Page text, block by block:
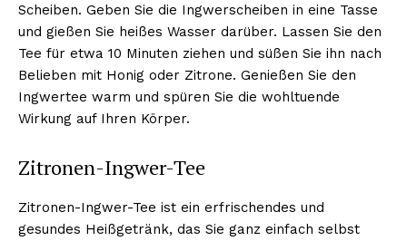
Scheiben. Geben Sie die Ingwerscheiben in eine Tasse
und gießen Sie heißes Wasser darüber. Lassen Sie den
Tee für etwa 10 Minuten ziehen und süßen Sie ihn nach
Belieben mit Honig oder Zitrone. Genießen Sie den
Ingwertee warm und spüren Sie die wohltuende
Wirkung auf Ihren Körper.
Zitronen-Ingwer-Tee
Zitronen-Ingwer-Tee ist ein erfrischendes und
gesundes Heißgetränk, das Sie ganz einfach selbst